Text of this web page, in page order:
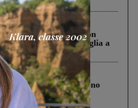
struttura di Castiglion
che aveva ucciso la figlia a
in A1 in cui morirono
Lo schianto, il
ai sorpassi fra tir....